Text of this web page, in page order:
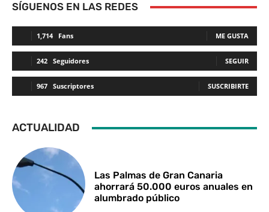
SÍGUENOS EN LAS REDES
1,714 Fans ME GUSTA
242 Seguidores SEGUIR
967 Suscriptores SUSCRIBIRTE
ACTUALIDAD
Las Palmas de Gran Canaria
ahorrará 50.000 euros anuales en
alumbrado público